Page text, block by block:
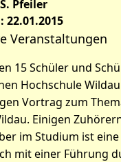
Pfeiler
Veranstaltungen
15 Schüler und
Hochschule
Vortrag zum
Einigen
im Studium ist
mit einer Führung
Artikel: